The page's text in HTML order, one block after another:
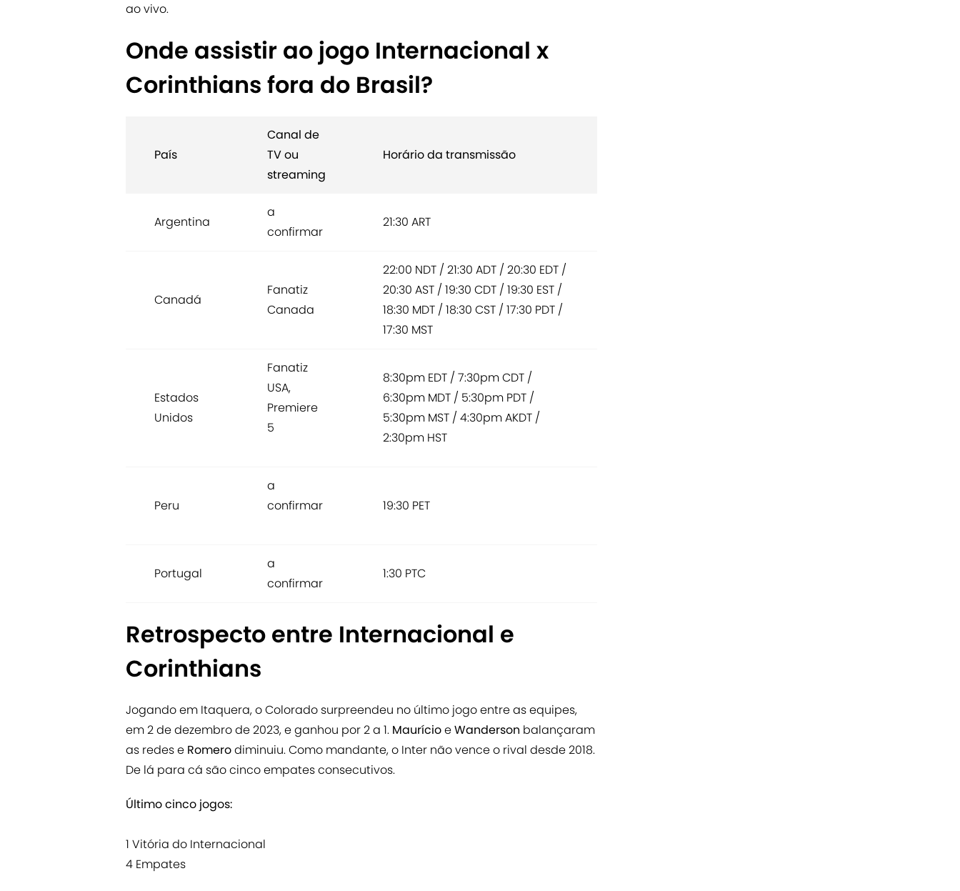
ao vivo.
Onde assistir ao jogo Internacional x
Corinthians fora do Brasil?
País
Canal de
TV ou
streaming
Horário da transmissão
Argentina
a
confirmar
21:30 ART
Canadá
Fanatiz
Canada
22:00 NDT / 21:30 ADT / 20:30 EDT /
20:30 AST / 19:30 CDT / 19:30 EST /
18:30 MDT / 18:30 CST / 17:30 PDT /
17:30 MST
Estados
Unidos
Fanatiz
USA,
Premiere
5
8:30pm EDT / 7:30pm CDT /
6:30pm MDT / 5:30pm PDT /
5:30pm MST / 4:30pm AKDT /
2:30pm HST
Peru
a
confirmar
19:30 PET
Portugal
a
confirmar
1:30 PTC
Retrospecto entre Internacional e
Corinthians
Jogando em Itaquera, o Colorado surpreendeu no último jogo entre as equipes,
em 2 de dezembro de 2023, e ganhou por 2 a 1. MaurícioeWanderson balançaram
as redes e Romerodiminuiu. Como mandante, o Inter não vence o rival desde 2018.
De lá para cá são cinco empates consecutivos.
Último cinco jogos:
1 Vitória do Internacional
4 Empates